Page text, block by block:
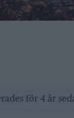
för 4 år